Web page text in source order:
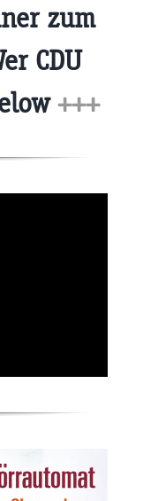
zum
CDU
+++